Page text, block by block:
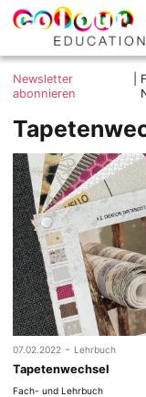
Skip
colour.education
Farbe
entdecken
Was ist
Ziele und Mitmachen
Kontakt
Impressum
Newsletter
abonnieren
07.02.2022 - Lehrbuch
Tapetenwechsel
Fach- und Lehrbuch